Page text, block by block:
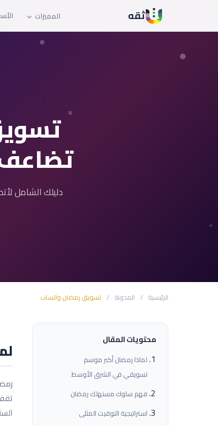
ثقه المميزات
تضاعف
دليلك الشامل
الرئيسية / المدونة / تسويق رمضان واتساب
محتويات المقال
لماذا رمضان أكبر موسم
تسويقي في الشرق الأوسط
فهم سلوك مستهلك رمضان
استراتيجية التوقيت المثلى